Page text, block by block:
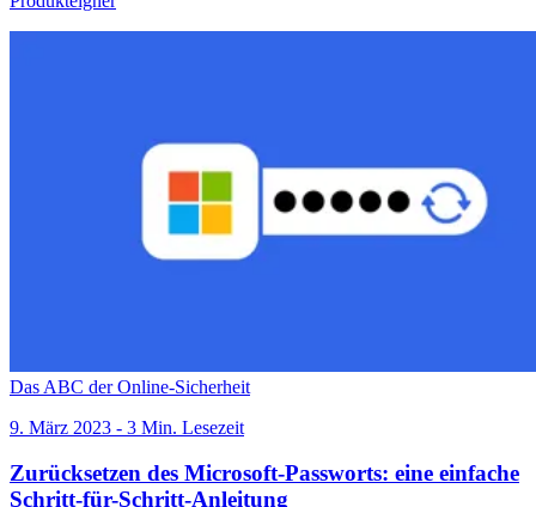
Das ABC der Online-Sicherheit
9. März 2023 - 3 Min. Lesezeit
Zurücksetzen des Microsoft-Passworts: eine einfache
Schritt-für-Schritt-Anleitung